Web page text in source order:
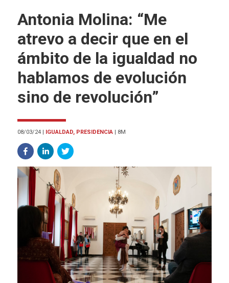
Antonia Molina: “Me
atrevo a decir que en el
ámbito de la igualdad no
hablamos de evolución
sino de revolución”
08/03/24 | IGUALDAD, PRESIDENCIA | 8M